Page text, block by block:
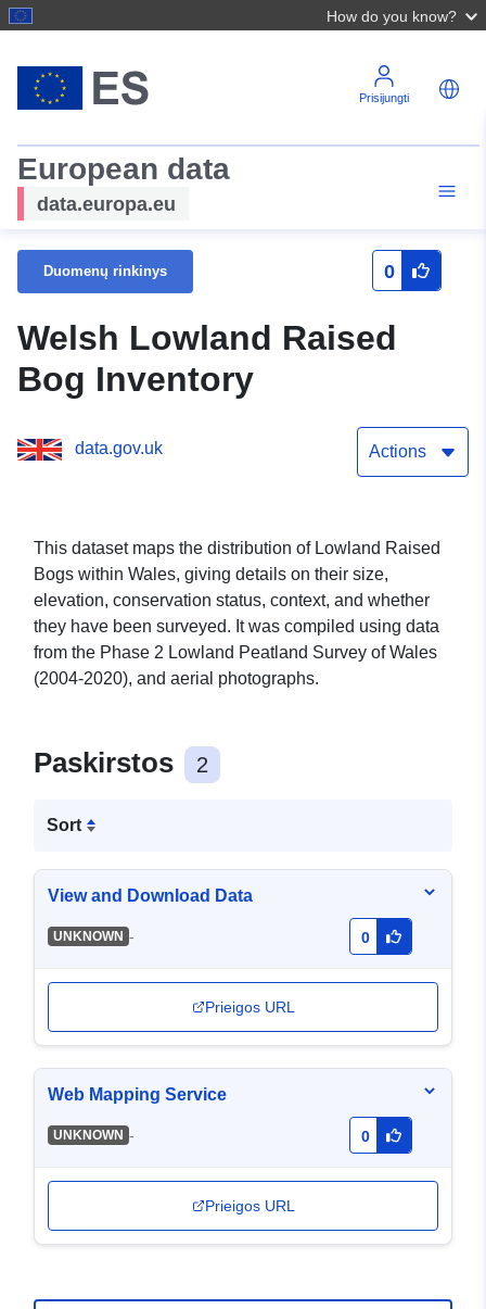
How do you know?
Prisijungti
European data
data.europa.eu
Duomenų rinkinys 0
Welsh Lowland Raised
Bog Inventory
data.gov.uk Actions
This dataset maps the distribution of Lowland Raised
Bogs within Wales, giving details on their size,
elevation, conservation status, context, and whether
they have been surveyed. It was compiled using data
from the Phase 2 Lowland Peatland Survey of Wales
(2004-2020), and aerial photographs.
Paskirstos 2
Sort
View and Download Data
UNKNOWN - 0
Prieigos URL
Web Mapping Service
UNKNOWN - 0
Prieigos URL